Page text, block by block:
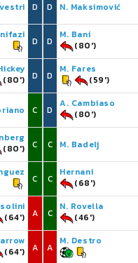
D
D
(80')
D
C
(80')
C
C
(64')
A
(64')
A
D N. Maksimović
D
M. Bani
(80')
D
M. Fares
(59')
D
A. Cambiaso
(80')
C M. Badelj
C
Hernani
(68')
C
N. Rovella
(46')
A
M. Destro